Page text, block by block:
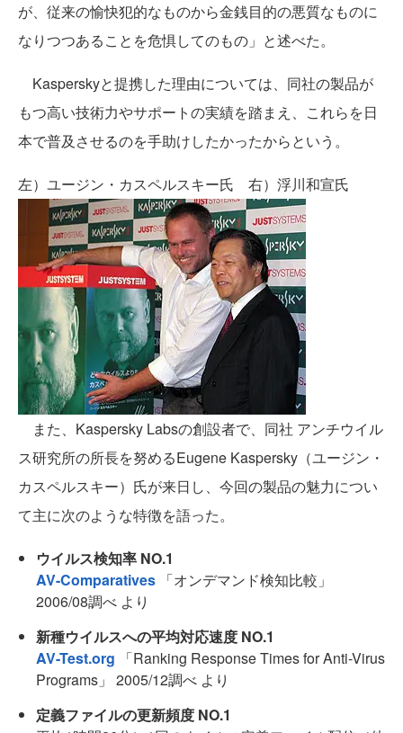
が、従来の愉快犯的なものから金銭目的の悪質なものに
なりつつあることを危惧してのもの」と述べた。
Kasperskyと提携した理由については、同社の製品が
もつ高い技術力やサポートの実績を踏まえ、これらを日
本で普及させるのを手助けしたかったからという。
左）ユージン・カスペルスキー氏 右）浮川和宣氏
また、Kaspersky Labsの創設者で、同社 アンチウイル
ス研究所の所長を努めるEugene Kaspersky（ユージン・
カスペルスキー）氏が来日し、今回の製品の魅力につい
て主に次のような特徴を語った。
ウイルス検知率 NO.1
AV-Comparatives 「オンデマンド検知比較」
2006/08調べ より
新種ウイルスへの平均対応速度 NO.1
AV-Test.org 「Ranking Response Times for Anti-Virus
Programs」 2005/12調べ より
定義ファイルの更新頻度 NO.1